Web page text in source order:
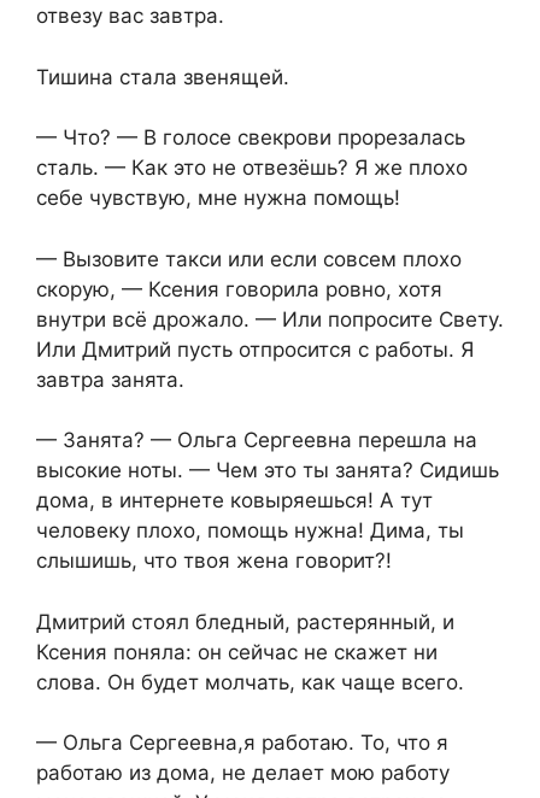
отвезу вас завтра.
Тишина стала звенящей.
— Что? — В голосе свекрови прорезалась
сталь. — Как это не отвезёшь? Я же плохо
себе чувствую, мне нужна помощь!
— Вызовите такси или если совсем плохо
скорую, — Ксения говорила ровно, хотя
внутри всё дрожало. — Или попросите Свету.
Или Дмитрий пусть отпросится с работы. Я
завтра занята.
— Занята? — Ольга Сергеевна перешла на
высокие ноты. — Чем это ты занята? Сидишь
дома, в интернете ковыряешься! А тут
человеку плохо, помощь нужна! Дима, ты
слышишь, что твоя жена говорит?!
Дмитрий стоял бледный, растерянный, и
Ксения поняла: он сейчас не скажет ни
слова. Он будет молчать, как чаще всего.
— Ольга Сергеевна,я работаю. То, что я
работаю из дома, не делает мою работу